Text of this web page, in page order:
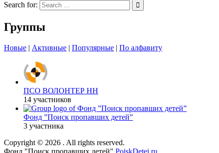
Search for:
Группы
Новые | Активные | Популярные | По алфавиту
ПСО ВОЛОНТЕР НН
14 участников
Фонд ”Поиск пропавших детей”
3 участника
Copyright © 2026 . All rights reserved.